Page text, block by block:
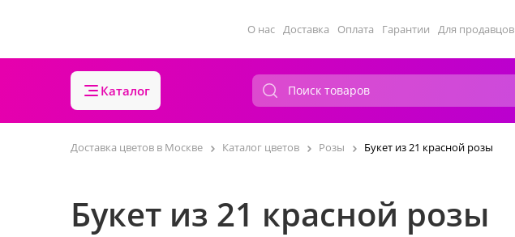
О нас Доставка Оплата Гарантии Для продавцов
Каталог
Доставка цветов в Москве Каталог цветов Розы Букет из 21 красной розы
Букет из 21 красной розы